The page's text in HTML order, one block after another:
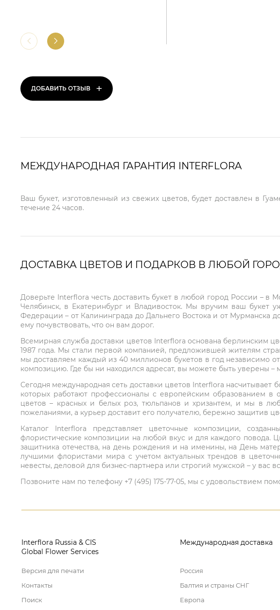
ДОБАВИТЬ ОТЗЫВ +
МЕЖДУНАРОДНАЯ ГАРАНТИЯ INTERFLORA
Ваш букет, изготовленный из свежих цветов, будет доставлен в
течение 24 часов.
ДОСТАВКА ЦВЕТОВ И ПОДАРКОВ В ЛЮБОЙ
Доверьте Interflora честь доставить букет в любой город России –
Челябинск, в Екатеринбург и Владивосток. Мы вручим ваш букет
Федерации – от Калининграда до Дальнего Востока и от Мурманска
ему почувствовать, что он вам дорог.
Всемирная служба доставки цветов Interflora основана берлинским
1987 года. Мы стали первой компанией, предложившей жителям
мы доставляем каждый из 40 миллионов букетов в год независимо
композицию. Где бы ни находился адресат, вы можете быть уверены
Сегодня международная сеть доставки цветов Interflora
которых работают профессионалы с европейским образованием
цветов – красных и белых роз, тюльпанов и хризантем, и мы в
пожеланиями, а курьер доставит его получателю, бережно защитив
Каталог Interflora представляет цветочные композиции,
флористические композиции на любой вкус и для каждого повода.
защитника отечества, на день рождения и на именины, на День
лучшими флористами мира с учетом актуальных трендов в
невесты, деловой для бизнес-партнера или строгий мужской – у вас
Позвоните нам по телефону +7 (495) 175-77-05, мы с удовольствием
Interflora Russia & CIS
Global Flower Services
Версия для печати
Контакты
Поиск
Международная доставка
Россия
Балтия и страны СНГ
Европа